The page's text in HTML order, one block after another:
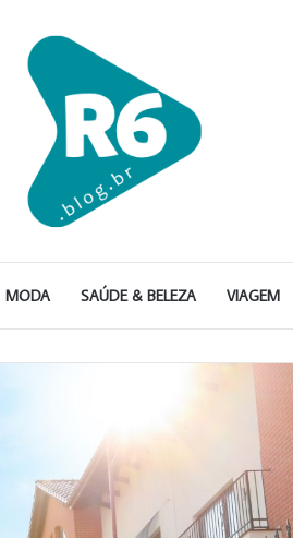
MODA SAÚDE & BELEZA VIAGEM